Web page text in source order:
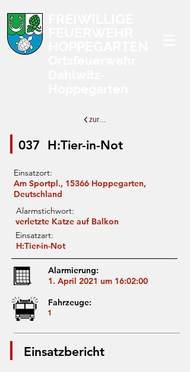
zurück zur Übersicht
H:Tier-in-Not
037
Einsatzort:
Am Sportpl., 15366 Hoppegarten,
Deutschland
Alarmstichwort:
verletzte Katze auf Balkon
Einsatzart:
H:Tier-in-Not
Alarmierung:
1. April 2021 um 16:02:00
Fahrzeuge:
1
Einsatzbericht